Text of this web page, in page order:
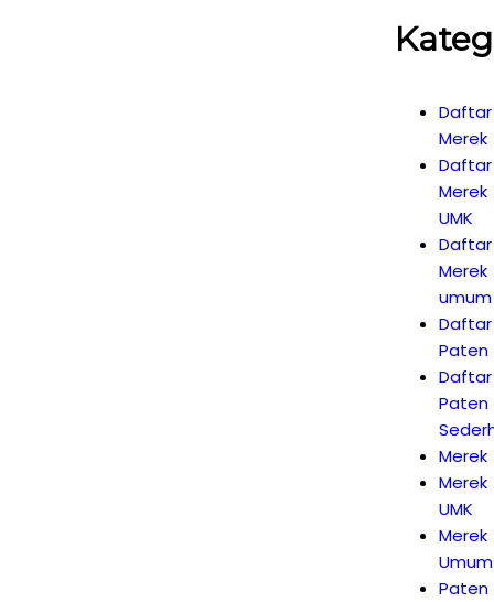
Daftar
Merek
Daftar
Merek
UMK
Daftar
Merek
umum
Daftar
Paten
Daftar
Paten
Merek
Merek
UMK
Merek
Umum
Paten